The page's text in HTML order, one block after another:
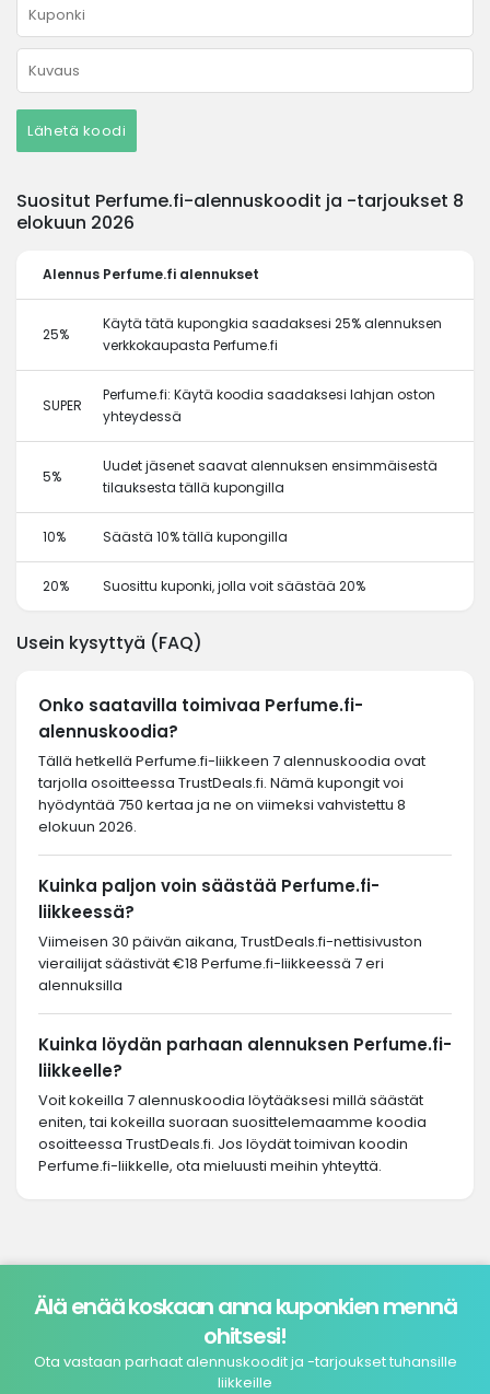
Lähetä koodi
Suositut Perfume.fi-alennuskoodit ja -tarjoukset 8
elokuun 2026
Alennus Perfume.fi alennukset
25%
Käytä tätä kupongkia saadaksesi 25% alennuksen
verkkokaupasta Perfume.fi
SUPER
Perfume.fi: Käytä koodia saadaksesi lahjan oston
yhteydessä
5%
Uudet jäsenet saavat alennuksen ensimmäisestä
tilauksesta tällä kupongilla
10% Säästä 10% tällä kupongilla
20% Suosittu kuponki, jolla voit säästää 20%
Usein kysyttyä (FAQ)
Onko saatavilla toimivaa Perfume.fi-
alennuskoodia?
Tällä hetkellä Perfume.fi-liikkeen 7 alennuskoodia ovat
tarjolla osoitteessa TrustDeals.fi. Nämä kupongit voi
hyödyntää 750 kertaa ja ne on viimeksi vahvistettu 8
elokuun 2026.
Kuinka paljon voin säästää Perfume.fi-
liikkeessä?
Viimeisen 30 päivän aikana, TrustDeals.fi-nettisivuston
vierailijat säästivät €18 Perfume.fi-liikkeessä 7 eri
alennuksilla
Kuinka löydän parhaan alennuksen Perfume.fi-
liikkeelle?
Voit kokeilla 7 alennuskoodia löytääksesi millä säästät
eniten, tai kokeilla suoraan suosittelemaamme koodia
osoitteessa TrustDeals.fi. Jos löydät toimivan koodin
Perfume.fi-liikkelle, ota mieluusti meihin yhteyttä.
Älä enää koskaan anna kuponkien mennä
ohitsesi!
Ota vastaan parhaat alennuskoodit ja -tarjoukset tuhansille
liikkeille